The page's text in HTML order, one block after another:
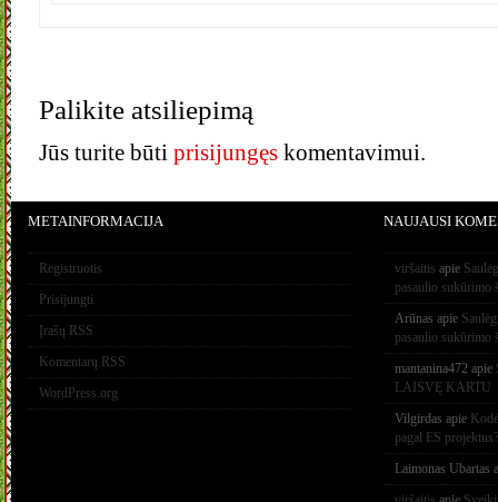
Palikite atsiliepimą
Jūs turite būti prisijungęs komentavimui.
METAINFORMACIJA
Registruotis
Prisijungti
Įrašų RSS
Komentarų RSS
WordPress.org
NAUJAUSI
viršaitis apie
pasaulio sukūrimo
Arūnas apie
pasaulio sukūrimo
mantanina472 apie
LAISVĘ KARTU
Vilgirdas apie
pagal ES projektus?
Laimonas Ubartas